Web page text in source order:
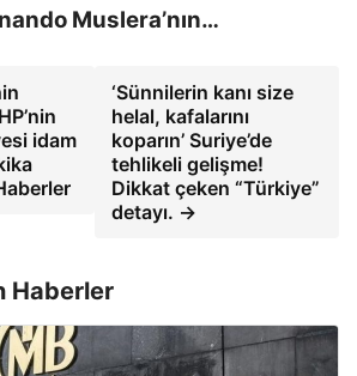
Muslera’nın…
idam
‘Sünnilerin kanı size
helal, kafalarını
koparın’ Suriye’de
tehlikeli gelişme!
Dikkat çeken “Türkiye”
detayı. →
Haberler